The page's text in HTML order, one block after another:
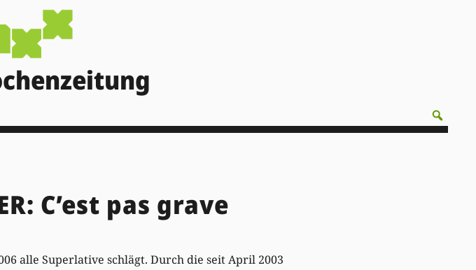
C’est pas grave
alle Superlative schlägt. Durch die seit April 2003